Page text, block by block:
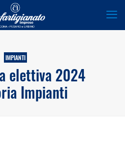
IMPIANTI
elettiva 2024
Impianti